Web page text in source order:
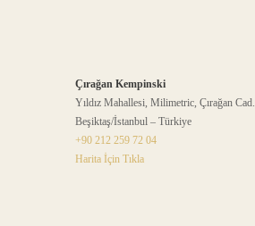
Çırağan Kempinski
Yıldız Mahallesi, Milimetric, Çırağan Cad.
Beşiktaş/İstanbul – Türkiye
+90 212 259 72 04
Harita İçin Tıkla